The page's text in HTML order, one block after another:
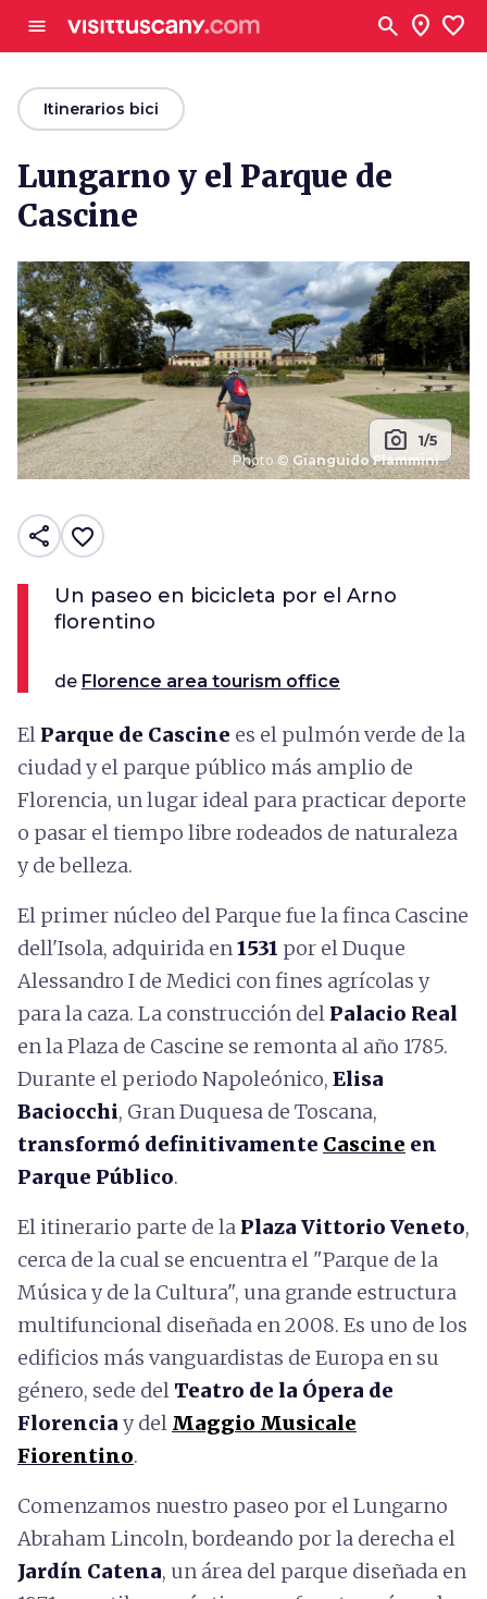
menu search location_on favorite
arrow_backItinerarios bici
Lungarno y el Parque de
Cascine
Photo © Gianguido Flammini
photo_camera 1/5
share favorite_border
Un paseo en bicicleta por el Arno
florentino
de Florence area tourism office
El Parque de Cascine es el pulmón verde de la
ciudad y el parque público más amplio de
Florencia, un lugar ideal para practicar deporte
o pasar el tiempo libre rodeados de naturaleza
y de belleza.
El primer núcleo del Parque fue la finca Cascine
dell'Isola, adquirida en1531 por el Duque
Alessandro I de Medici con fines agrícolas y
para la caza. La construcción del Palacio Real
en la Plaza de Cascine se remonta al año 1785.
Durante el periodo Napoleónico, Elisa
Baciocchi, Gran Duquesa de Toscana,
transformó definitivamente Cascine en
Parque Público.
El itinerario parte de la Plaza Vittorio Veneto,
cerca de la cual se encuentra el "Parque de la
Música y de la Cultura", una grande estructura
multifuncional diseñada en 2008. Es uno de los
edificios más vanguardistas de Europa en su
género, sede del Teatro de la Ópera de
Florencia y del Maggio Musicale
Fiorentino.
Comenzamos nuestro paseo por el Lungarno
Abraham Lincoln, bordeando por la derecha el
Jardín Catena, un área del parque diseñada en